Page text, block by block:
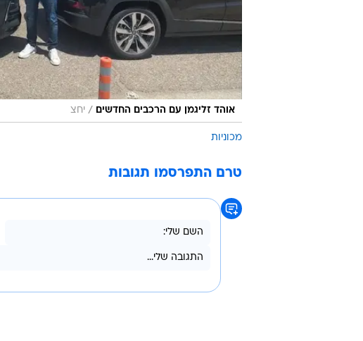
אוהד זליגמן עם הרכבים החדשים / יחצ
מכוניות
טרם התפרסמו תגובות